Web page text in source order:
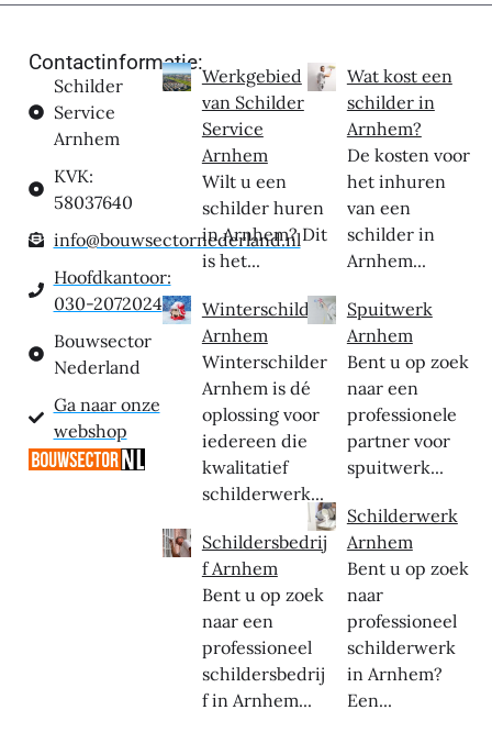
Contactinformatie:
Schilder
Service
Arnhem
KVK:
58037640
info@bouwsectornederland.nl
Hoofdkantoor:
030-2072024
Bouwsector
Nederland
Ga naar onze
webshop
Werkgebied
van Schilder
Service
Arnhem
Wilt u een
schilder huren
in Arnhem? Dit
is het...
Winterschilder
Arnhem
Winterschilder
Arnhem is dé
oplossing voor
iedereen die
kwalitatief
schilderwerk...
Schildersbedrij
f Arnhem
Bent u op zoek
naar een
professioneel
schildersbedrij
f in Arnhem...
Wat kost een
schilder in
Arnhem?
De kosten voor
het inhuren
van een
schilder in
Arnhem...
Spuitwerk
Arnhem
Bent u op zoek
naar een
professionele
partner voor
spuitwerk...
Schilderwerk
Arnhem
Bent u op zoek
naar
professioneel
schilderwerk
in Arnhem?
Een...